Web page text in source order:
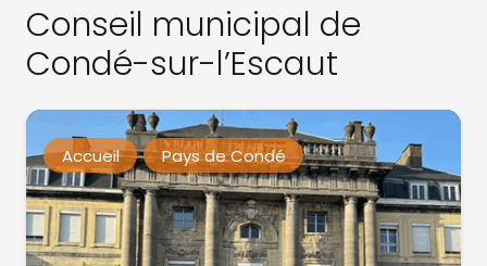
Conseil municipal de
Condé-sur-l’Escaut
Accueil Pays de Condé